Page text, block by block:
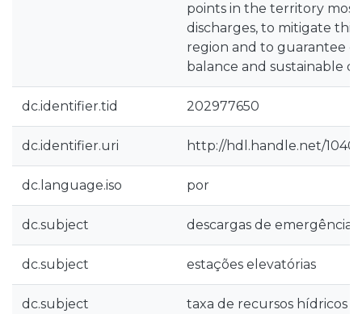
points in the territory
discharges, to mitigate
region and to guarantee
balance and sustainable
dc.identifier.tid 202977650
dc.identifier.uri http://hdl.handle.net/
dc.language.iso por
dc.subject descargas de emergência
dc.subject estações elevatórias
dc.subject taxa de recursos hídricos